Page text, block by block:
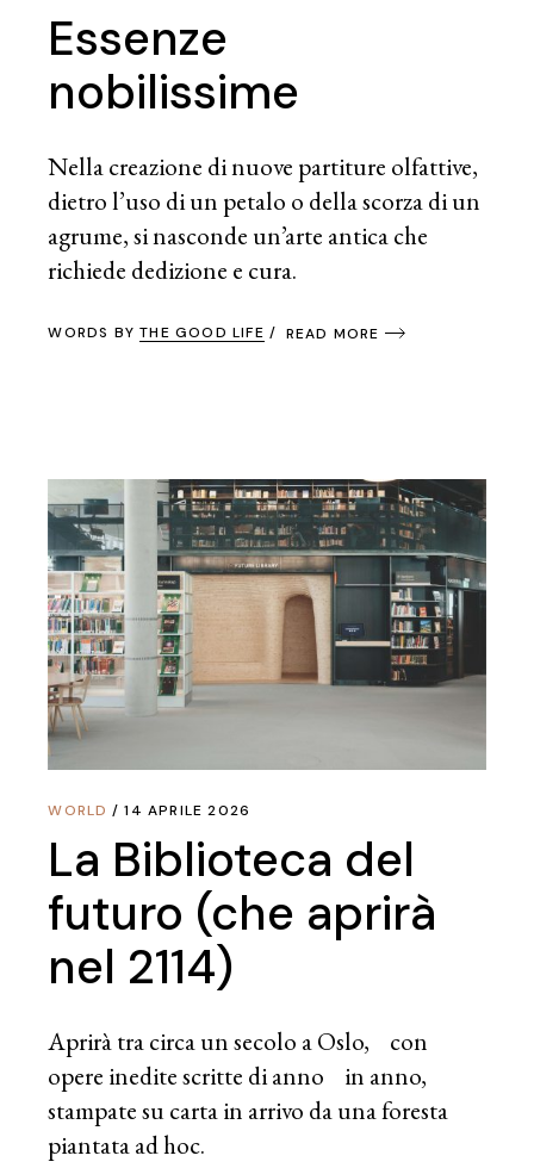
Essenze
nobilissime
Nella creazione di nuove partiture olfattive,
dietro l’uso di un petalo o della scorza di un
agrume, si nasconde un’arte antica che
richiede dedizione e cura.
WORDS BYTHE GOOD LIFE READ MORE
WORLD 14 APRILE 2026
La Biblioteca del
futuro (che aprirà
nel 2114)
Aprirà tra circa un secolo a Oslo, con
opere inedite scritte di anno in anno,
stampate su carta in arrivo da una foresta
piantata ad hoc.